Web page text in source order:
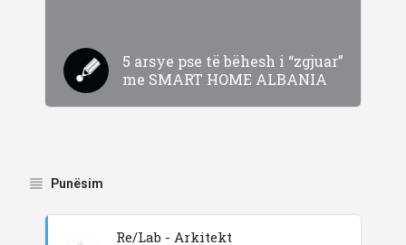
5 arsye pse të bëhesh i “zgjuar”
me SMART HOME ALBANIA
Punësim
Re/Lab - Arkitekt